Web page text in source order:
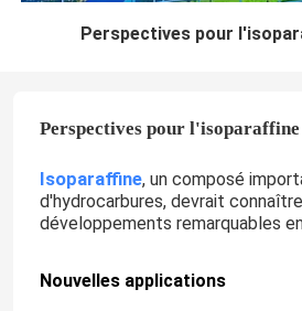
Perspectives pour
Perspectives pour l'isoparaffine
Isoparaffine, un composé
d'hydrocarbures, devrait
développements remarquables
Nouvelles applications